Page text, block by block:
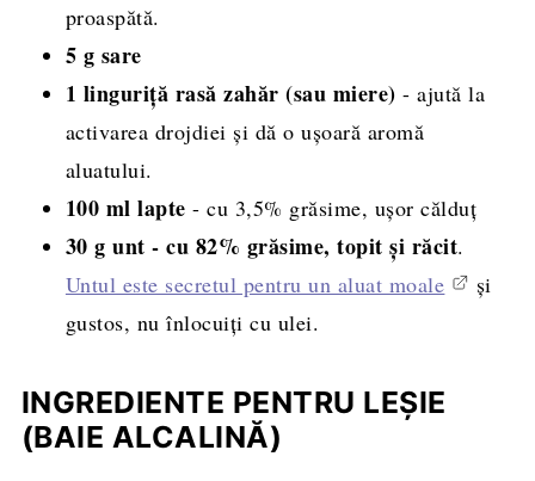
proaspătă.
5 g sare
1 linguriță rasă zahăr (sau miere) - ajută la
activarea drojdiei și dă o ușoară aromă
aluatului.
100 ml lapte- cu 3,5% grăsime, ușor călduț
30 g unt - cu 82% grăsime, topit și răcit.
Untul este secretul pentru un aluat moale
și
gustos, nu înlocuiți cu ulei.
INGREDIENTE PENTRU LEȘIE
(BAIE ALCALINĂ)